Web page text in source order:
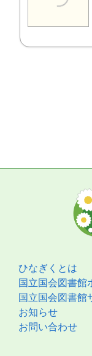
ひなぎくとは
国立国会図書館
国立国会図書館
お知らせ
お問い合わせ